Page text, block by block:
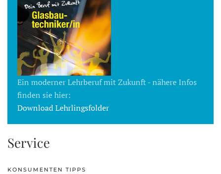
Ein moderner Lehrberuf mit Zukunft - nähere Infos
finden sie hier:
Download Lehrlingsfolder
Service
KONSUMENTEN TIPPS